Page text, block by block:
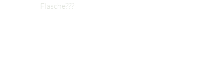
Flasche???